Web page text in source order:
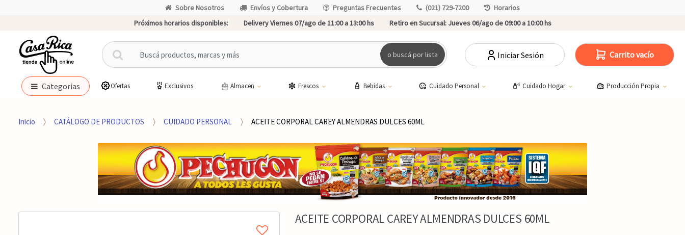
Sobre Nosotros Envíos y Cobertura Preguntas Frecuentes (021) 729-7200
Horarios
Próximos horarios disponibles:
Delivery Viernes 07/ago de 11:00 a 13:00 hs Retiro en Sucursal:Jueves 06/ago de 09:00 a 10:00 hs
B
u
c
p
r
o buscá por lista Iniciar Sesión Carrito vacío
Categorias Ofertas Exclusivos Almacen Frescos Bebidas Cuidado Personal Cuidado Hogar Producción Propia
Inicio CATÁLOGO DE PRODUCTOS CUIDADO PERSONAL ACEITE CORPORAL CAREY ALMENDRAS DULCES 60ML
ACEITE CORPORAL CAREY ALMENDRAS DULCES 60ML